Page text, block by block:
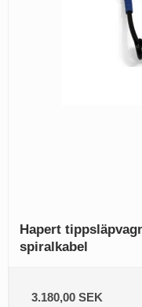
Hapert
spiralkabel
3.180,00 SEK